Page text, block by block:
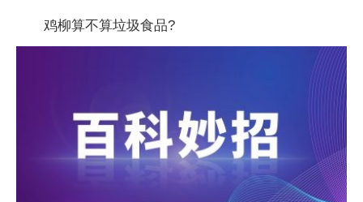
鸡柳算不算垃圾食品?